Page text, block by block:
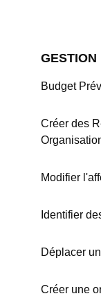
GESTION
Budget
Créer des
Modifier
Identifier
Déplacer
Créer une